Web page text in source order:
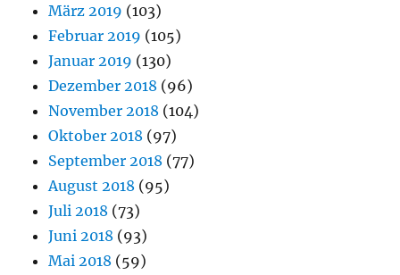
März 2019 (103)
Februar 2019 (105)
Januar 2019 (130)
Dezember 2018 (96)
November 2018 (104)
Oktober 2018 (97)
September 2018 (77)
August 2018 (95)
Juli 2018 (73)
Juni 2018 (93)
Mai 2018 (59)